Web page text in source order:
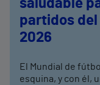
saludable
partidos del
2026
El Mundial de
esquina, y con él,